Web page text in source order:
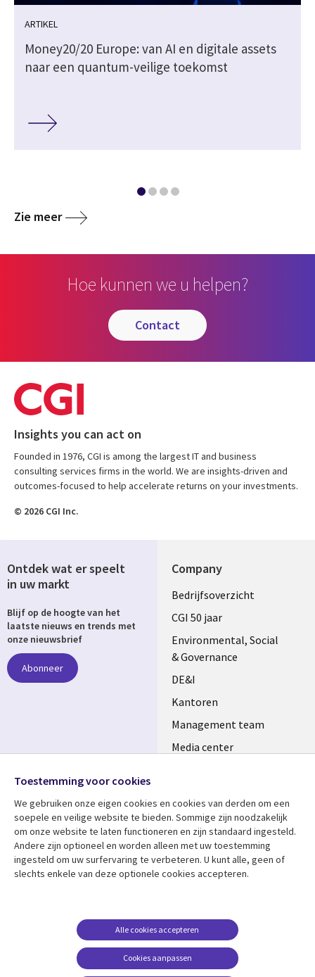
ARTIKEL
Money20/20 Europe: van AI en digitale assets
naar een quantum-veilige toekomst
Zie meer
Hoe kunnen we u helpen?
contact
Insights you can act on
Founded in 1976, CGI is among the largest IT and business
consulting services firms in the world. We are insights-driven and
outcomes-focused to help accelerate returns on your investments.
© 2026 CGI Inc.
Company
Useful
links
NETHERLANDS
Bedrijfsoverzicht
CGI 50 jaar
Environmental, Social
& Governance
DE&I
Kantoren
Management team
Media center
Bekijk meer
Library
NETHERLANDS
Artikelen
Evenementen
Support
Legal
Disclaimer
Cookie management
Ontdek wat er speelt
in uw markt
Blijf op de hoogte van het
laatste nieuws en trends met
onze nieuwsbrief
Abonneer
Media
NETHERLANDS
Toestemming voor cookies
We gebruiken onze eigen cookies en cookies van derden om een ​​
soepele en veilige website te bieden. Sommige zijn noodzakelijk
om onze website te laten functioneren en zijn standaard ingesteld.
Andere zijn optioneel en worden alleen met uw toestemming
ingesteld om uw surfervaring te verbeteren. U kunt alle, geen of
slechts enkele van deze optionele cookies accepteren.
Cookies aanpassen
Alle cookies accepteren